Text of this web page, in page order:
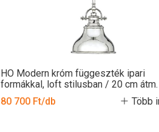
HO Modern króm függeszték ipari
formákkal, loft stilusban / 20 cm átm.
80 700 Ft/db
Több